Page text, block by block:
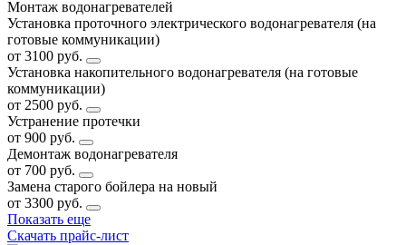
Монтаж водонагревателей
Установка проточного электрического водонагревателя (на
готовые коммуникации)
от 3100 руб.
Установка накопительного водонагревателя (на готовые
коммуникации)
от 2500 руб.
Устранение протечки
от 900 руб.
Демонтаж водонагревателя
от 700 руб.
Замена старого бойлера на новый
от 3300 руб.
Показать еще
Скачать прайс-лист